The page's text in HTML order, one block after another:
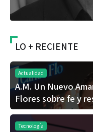
LO + RECIENTE
Actualidad
A.M. Un Nuevo
Flores sobre fe y
Tecnología